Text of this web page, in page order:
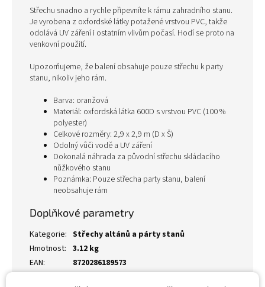
Střechu snadno a rychle připevníte k rámu zahradního stanu.
Je vyrobena z oxfordské látky potažené vrstvou PVC, takže
odolává UV záření i ostatním vlivům počasí. Hodí se proto na
venkovní použití.
Upozorňujeme, že balení obsahuje pouze střechu k party
stanu, nikoliv jeho rám.
Barva: oranžová
Materiál: oxfordská látka 600D s vrstvou PVC (100 %
polyester)
Celkové rozměry: 2,9 x 2,9 m (D x Š)
Odolný vůči vodě a UV záření
Dokonalá náhrada za původní střechu skládacího
nůžkového stanu
Poznámka: Pouze střecha party stanu, balení
neobsahuje rám
Doplňkové parametry
Kategorie: Střechy altánů a párty stanů
Hmotnost: 3.12 kg
EAN: 8720286189573